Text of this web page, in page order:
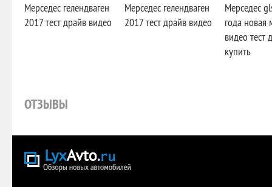
Мерседес гелендваген
2017 тест драйв видео
Мерседес гелендваген
2017 тест драйв видео
Мерседес
года новая
видео тест
купить
ОТЗЫВЫ